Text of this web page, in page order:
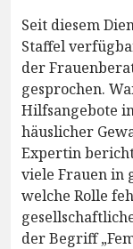
Seit diesem
Staffel
der
gesprochen.
Hilfsangebote
häuslicher
Expertin
viele Frauen in
welche Rolle
der Begriff